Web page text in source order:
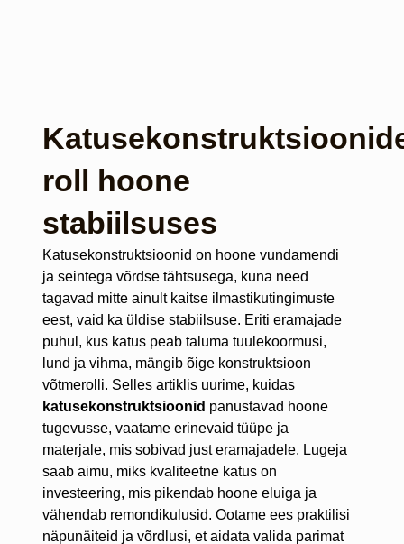
roll hoone
stabiilsuses
Katusekonstruktsioonid on hoone vundamendi
ja seintega võrdse tähtsusega, kuna need
tagavad mitte ainult kaitse ilmastikutingimuste
eest, vaid ka üldise stabiilsuse. Eriti eramajade
puhul, kus katus peab taluma tuulekoormusi,
lund ja vihma, mängib õige konstruktsioon
võtmerolli. Selles artiklis uurime, kuidas
katusekonstruktsioonid panustavad hoone
tugevusse, vaatame erinevaid tüüpe ja
materjale, mis sobivad just eramajadele. Lugeja
saab aimu, miks kvaliteetne katus on
investeering, mis pikendab hoone eluiga ja
vähendab remondikulusid. Ootame ees praktilisi
näpunäiteid ja võrdlusi, et aidata valida parimat